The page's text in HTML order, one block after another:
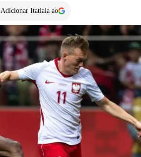
Adicionar Itatiaia ao